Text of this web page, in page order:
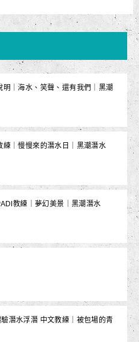
明｜海水、笑聲、還有我們｜黑潮
練｜慢慢來的潛水日｜黑潮潛水
教練｜夢幻美景｜黑潮潛水
潛水浮潛 中文教練｜被包場的青